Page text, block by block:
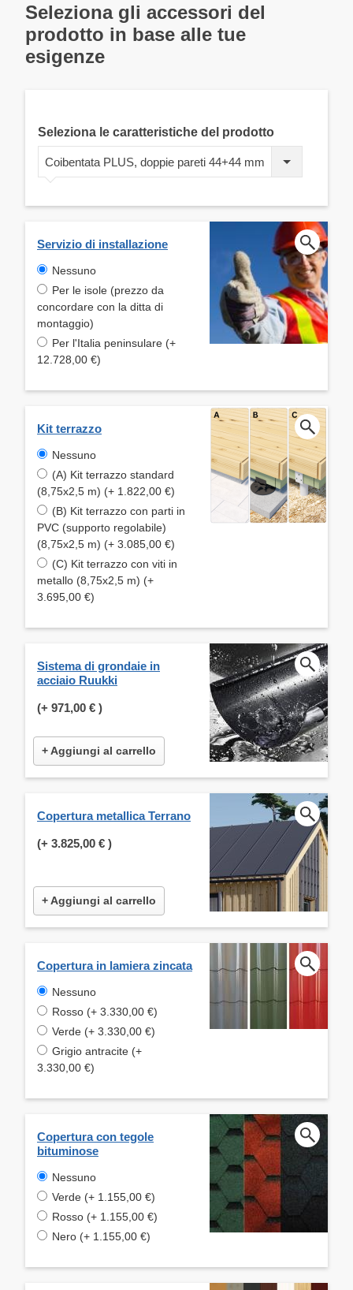
Seleziona gli accessori del
prodotto in base alle tue
esigenze
Seleziona le caratteristiche del prodotto
Coibentata PLUS, doppie pareti 44+44 mm
Servizio di installazione
Nessuno
Per le isole (prezzo da
concordare con la ditta di
montaggio)
Per l'Italia peninsulare (+
12.728,00 €)
Kit terrazzo
Nessuno
(A) Kit terrazzo standard
(8,75x2,5 m) (+ 1.822,00 €)
(B) Kit terrazzo con parti in
PVC (supporto regolabile)
(8,75x2,5 m) (+ 3.085,00 €)
(C) Kit terrazzo con viti in
metallo (8,75x2,5 m) (+
3.695,00 €)
Sistema di grondaie in
acciaio Ruukki
(+ 971,00 € )
+ Aggiungi al carrello
Copertura metallica Terrano
(+ 3.825,00 € )
+ Aggiungi al carrello
Copertura in lamiera zincata
Nessuno
Rosso (+ 3.330,00 €)
Verde (+ 3.330,00 €)
Grigio antracite (+
3.330,00 €)
Copertura con tegole
bituminose
Nessuno
Verde (+ 1.155,00 €)
Rosso (+ 1.155,00 €)
Nero (+ 1.155,00 €)